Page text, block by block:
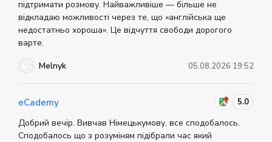
буде достатньо від 3 до 6 місяців.
підтримати розмову. Найважливіше — більше не
відкладаю можливості через те, що «англійська ще
недостатньо хороша». Це відчуття свободи дорогого
варте.
Melnyk
05.08.2026 19:52
eCademy 5.0
Добрий вечір. Вивчав Німецькумову, все сподобалось.
Сподобалось що з розуміням підібрали час який